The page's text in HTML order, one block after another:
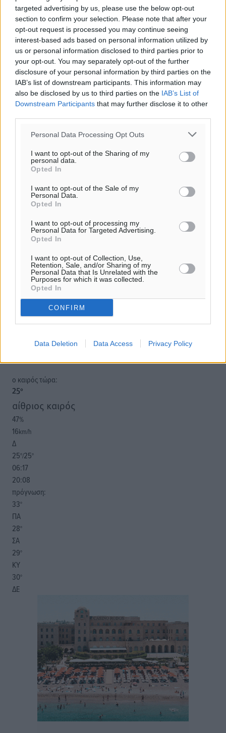
targeted advertising by us, please use the below opt-out
section to confirm your selection. Please note that after your
opt-out request is processed you may continue seeing
interest-based ads based on personal information utilized by
us or personal information disclosed to third parties prior to
your opt-out. You may separately opt-out of the further
disclosure of your personal information by third parties on the
IAB’s list of downstream participants. This information may
also be disclosed by us to third parties on the IAB’s List of
Downstream Participants that may further disclose it to other
Personal Data Processing Opt Outs
I want to opt-out of the Sharing of my
personal data.
Opted In
I want to opt-out of the Sale of my
Personal Data.
Opted In
I want to opt-out of processing my
Personal Data for Targeted Advertising.
Opted In
I want to opt-out of Collection, Use,
Retention, Sale, and/or Sharing of my
Personal Data that Is Unrelated with the
Purposes for which it was collected.
Opted In
CONFIRM
Data Deletion Data Access Privacy Policy
Όνοματεπώνυμο Email
Φύλαξε τα στοιχεία μου για την επόμενη φορά.
Υπενθύμιση:
Για την μερική αναπαραγωγή της είδησης από άλλες
ιστοσελίδες είναι απαραίτητη η χρήση του παρακάτω
παρεχόμενου συνδέσμου παραπομπής προς το άρθρο
της Δημοκρατικής.
o καιρός τώρα:
25°
αίθριος καιρός
47%
16km/h
Δ
25°/25°
06:17
20:08
πρόγνωση:
33°
ΠΑ
28°
ΣΑ
29°
ΚΥ
30°
ΔΕ